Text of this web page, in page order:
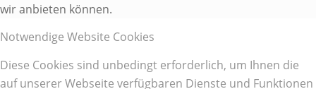
wir anbieten können.
Notwendige Website Cookies
Diese Cookies sind unbedingt erforderlich, um Ihnen die
auf unserer Webseite verfügbaren Dienste und Funktionen